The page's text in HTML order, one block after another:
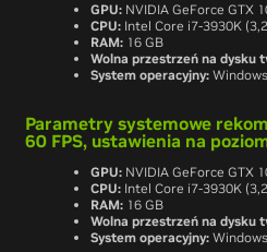
GPU: NVIDIA GeForce GTX
CPU: Intel Core i7-3930K
RAM: 16 GB
Wolna przestrzeń na dysku
System operacyjny:
Parametry systemowe
60 FPS, ustawienia na
GPU: NVIDIA GeForce GTX
CPU: Intel Core i7-3930K
RAM: 16 GB
Wolna przestrzeń na dysku
System operacyjny: